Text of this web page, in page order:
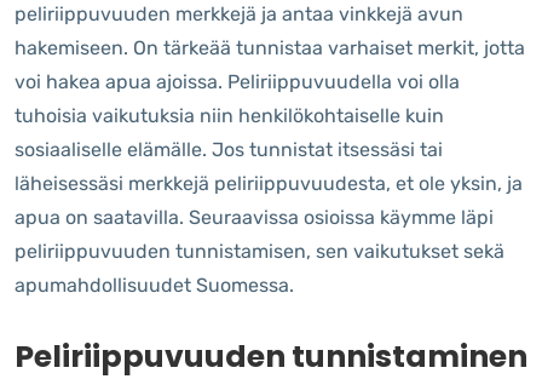
peliriippuvuuden merkkejä ja antaa vinkkejä avun
hakemiseen. On tärkeää tunnistaa varhaiset merkit, jotta
voi hakea apua ajoissa. Peliriippuvuudella voi olla
tuhoisia vaikutuksia niin henkilökohtaiselle kuin
sosiaaliselle elämälle. Jos tunnistat itsessäsi tai
läheisessäsi merkkejä peliriippuvuudesta, et ole yksin, ja
apua on saatavilla. Seuraavissa osioissa käymme läpi
peliriippuvuuden tunnistamisen, sen vaikutukset sekä
apumahdollisuudet Suomessa.
Peliriippuvuuden tunnistaminen